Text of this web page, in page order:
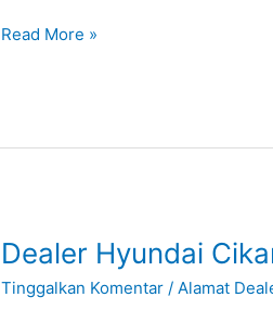
Read More »
Dealer Hyundai
Tinggalkan Komentar /Alamat
Dealer
Cikarang